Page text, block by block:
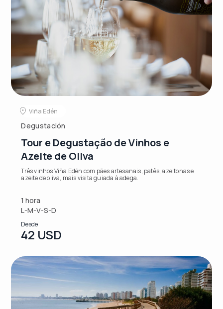
Viña Edén
Degustación
Tour e Degustação de Vinhos e
Azeite de Oliva
Três vinhos Viña Edén com pães artesanais, patês, azeitonas e
azeite de oliva, mais visita guiada à adega.
1 hora
L-M-V-S-D
Desde
42 USD